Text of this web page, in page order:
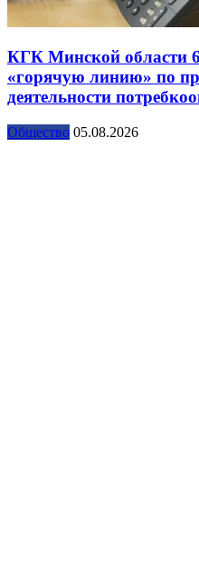
КГК Минской области 6
«горячую линию» по
деятельности
Общество 05.08.2026